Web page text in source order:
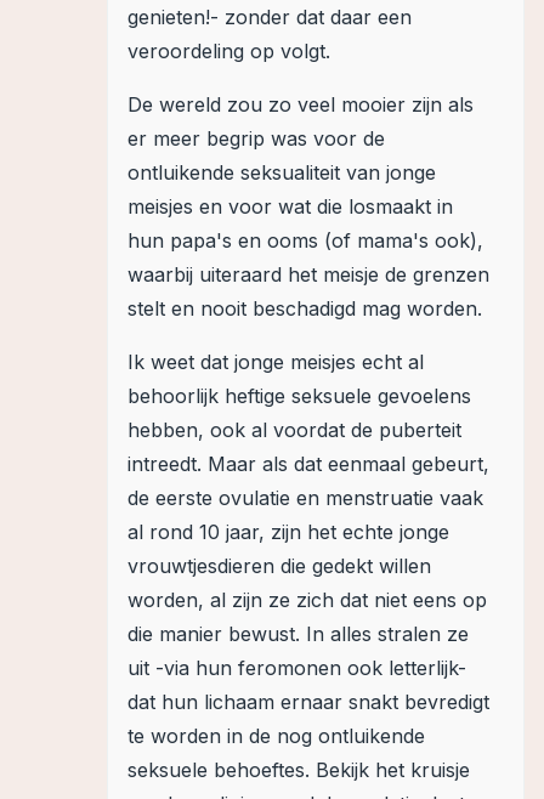
genieten!- zonder dat daar een
veroordeling op volgt.
De wereld zou zo veel mooier zijn als
er meer begrip was voor de
ontluikende seksualiteit van jonge
meisjes en voor wat die losmaakt in
hun papa's en ooms (of mama's ook),
waarbij uiteraard het meisje de grenzen
stelt en nooit beschadigd mag worden.
Ik weet dat jonge meisjes echt al
behoorlijk heftige seksuele gevoelens
hebben, ook al voordat de puberteit
intreedt. Maar als dat eenmaal gebeurt,
de eerste ovulatie en menstruatie vaak
al rond 10 jaar, zijn het echte jonge
vrouwtjesdieren die gedekt willen
worden, al zijn ze zich dat niet eens op
die manier bewust. In alles stralen ze
uit -via hun feromonen ook letterlijk-
dat hun lichaam ernaar snakt bevredigt
te worden in de nog ontluikende
seksuele behoeftes. Bekijk het kruisje